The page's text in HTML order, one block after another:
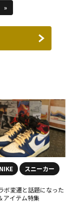
»
NIKE スニーカー
ボ変遷と話題になった
アイテム特集